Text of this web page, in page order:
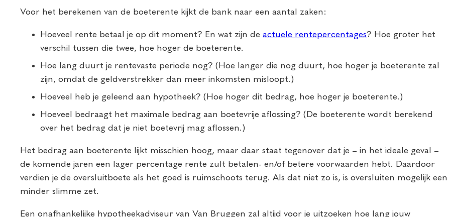
Voor het berekenen van de boeterente kijkt de bank naar een aantal zaken:
Hoeveel rente betaal je op dit moment? En wat zijn de actuele rentepercentages? Hoe groter het
verschil tussen die twee, hoe hoger de boeterente.
Hoe lang duurt je rentevaste periode nog? (Hoe langer die nog duurt, hoe hoger je boeterente zal
zijn, omdat de geldverstrekker dan meer inkomsten misloopt.)
Hoeveel heb je geleend aan hypotheek? (Hoe hoger dit bedrag, hoe hoger je boeterente.)
Hoeveel bedraagt het maximale bedrag aan boetevrije aflossing? (De boeterente wordt berekend
over het bedrag dat je niet boetevrij mag aflossen.)
Het bedrag aan boeterente lijkt misschien hoog, maar daar staat tegenover dat je – in het ideale geval –
de komende jaren een lager percentage rente zult betalen- en/of betere voorwaarden hebt. Daardoor
verdien je de oversluitboete als het goed is ruimschoots terug. Als dat niet zo is, is oversluiten mogelijk een
minder slimme zet.
Een onafhankelijke hypotheekadviseur van Van Bruggen zal altijd voor je uitzoeken hoe lang jouw